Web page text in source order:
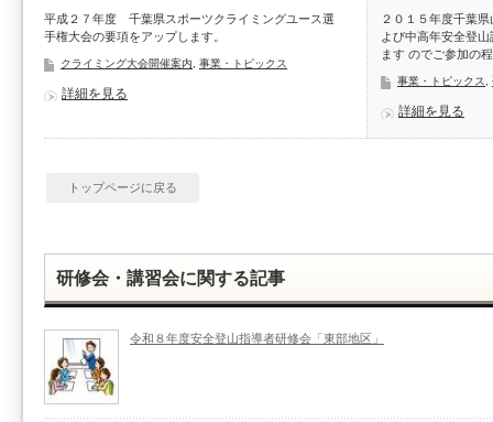
平成２７年度 千葉県スポーツクライミングユース選
手権大会の要項をアップします。
クライミング大会開催案内 事業・トピックス
詳細を見る
２０１５年度千葉
よび中高年安全登
ます のでご参加の
事業・トピックス
詳細を見る
トップページに戻る
研修会・講習会に関する記事
令和８年度安全登山指導者研修会「東部地区」